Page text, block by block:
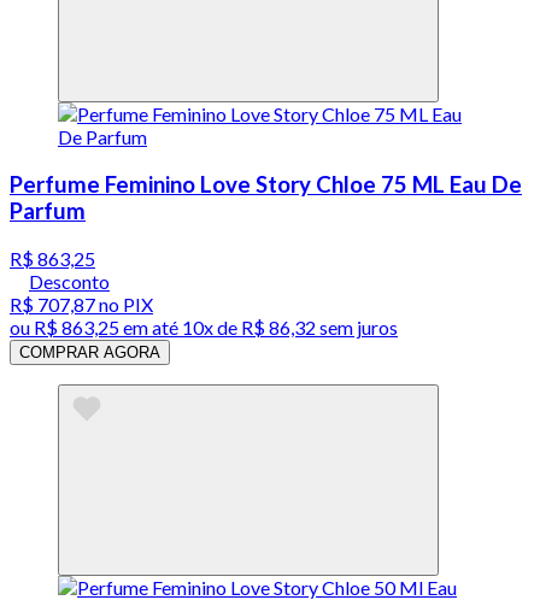
Perfume Feminino Love Story Chloe 75 ML Eau De
Parfum
R$ 863,25
Desconto
R$ 707,87no PIX
ou R$ 863,25em até 10x de R$ 86,32 sem juros
COMPRAR AGORA